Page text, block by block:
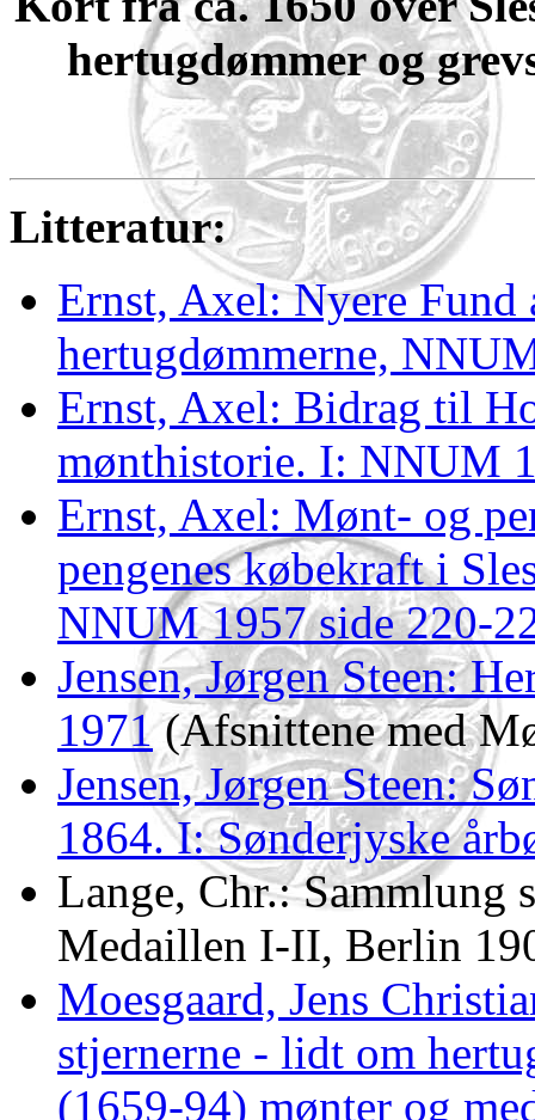
hertugdømmer og
Litteratur:
Ernst, Axel: Nyere
hertugdømmerne,
Ernst, Axel: Bidrag til
mønthistorie. I: NNUM
Ernst, Axel: Mønt- og
pengenes købekraft i
NNUM 1957 side 220-
Jensen, Jørgen Steen:
1971 (Afsnittene med
Jensen, Jørgen Steen:
1864. I: Sønderjyske
Lange, Chr.: Sammlung
Medaillen I-II, Berlin
Moesgaard, Jens
stjernerne - lidt om
(1659-94) mønter og